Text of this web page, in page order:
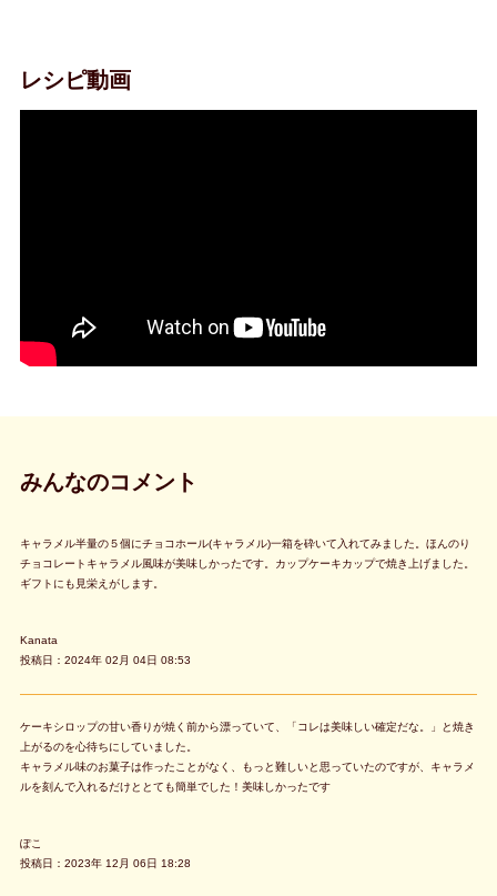
レシピ動画
みんなのコメント
キャラメル半量の５個にチョコホール(キャラメル)一箱を砕いて入れてみました。ほんのり
チョコレートキャラメル風味が美味しかったです。カップケーキカップで焼き上げました。
ギフトにも見栄えがします。
Kanata
投稿日：2024年 02月 04日 08:53
ケーキシロップの甘い香りが焼く前から漂っていて、「コレは美味しい確定だな。」と焼き
上がるのを心待ちにしていました。
キャラメル味のお菓子は作ったことがなく、もっと難しいと思っていたのですが、キャラメ
ルを刻んで入れるだけととても簡単でした！美味しかったです
ぽこ
投稿日：2023年 12月 06日 18:28